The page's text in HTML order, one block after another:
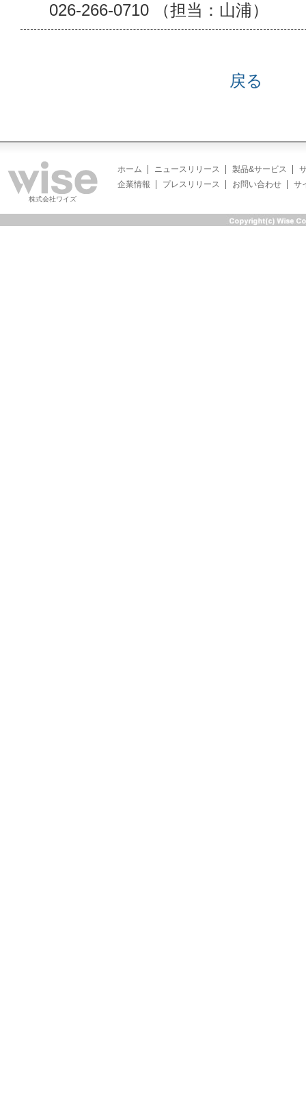
026-266-0710 （担当：山浦）
戻る
株式会社ワイズ
ホーム ニュースリリース 製品&サービス
企業情報
プレスリリース お問い合わせ サ